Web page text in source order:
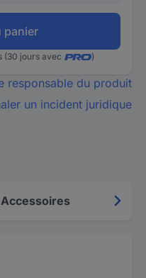
panier
(30 jours avec )
responsable du produit
un incident juridique
Accessoires